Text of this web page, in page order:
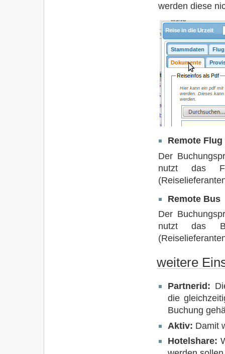
werden diese
Remote Flug
Der
nutzt das
Remote Bus
Der
nutzt das
weitere
Partnerid:
die
Buchung
Aktiv: Damit
Hotelshare: